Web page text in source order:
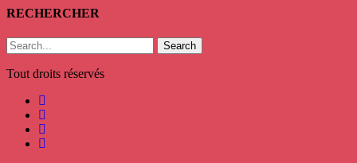
RECHERCHER
Search
Tout droits réservés